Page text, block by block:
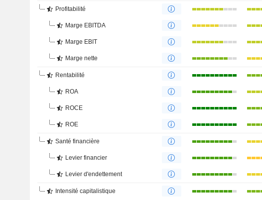
Profitabilité
Marge EBITDA
Marge EBIT
Marge nette
Rentabilité
ROA
ROCE
ROE
Santé financière
Levier financier
Levier d'endettement
Intensité capitalistique